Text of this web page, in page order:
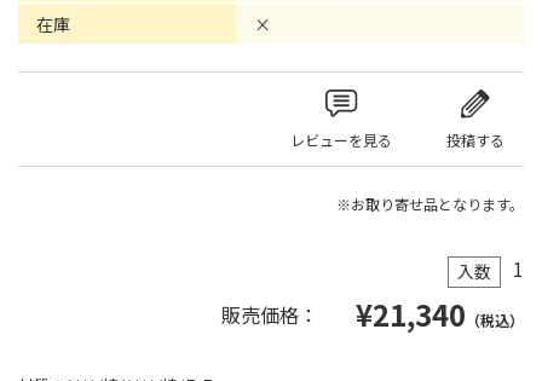
在庫
×
レビューを見る 投稿する
※お取り寄せ品となります。
入数
1
販売価格：
¥21,340 （税込）